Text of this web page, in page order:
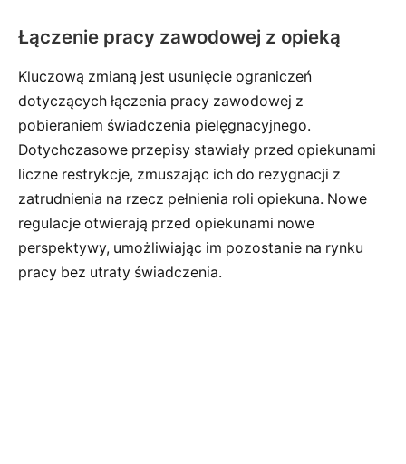
Łączenie pracy zawodowej z opieką
Kluczową zmianą jest usunięcie ograniczeń
dotyczących łączenia pracy zawodowej z
pobieraniem świadczenia pielęgnacyjnego.
Dotychczasowe przepisy stawiały przed opiekunami
liczne restrykcje, zmuszając ich do rezygnacji z
zatrudnienia na rzecz pełnienia roli opiekuna. Nowe
regulacje otwierają przed opiekunami nowe
perspektywy, umożliwiając im pozostanie na rynku
pracy bez utraty świadczenia.